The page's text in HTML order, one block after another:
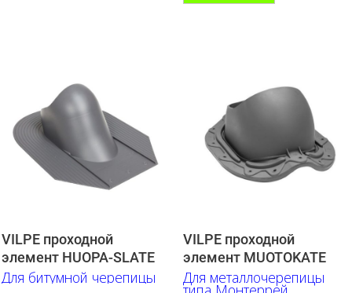
VILPE проходной
элемент HUOPA-SLATE
Для битумной черепицы
VILPE проходной
элемент MUOTOKATE
Для металлочерепицы